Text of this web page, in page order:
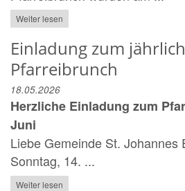
Weiter lesen
Einladung zum
Pfarreibrunch
18.05.2026
Herzliche Einladung zum
Juni
Liebe Gemeinde St. Johannes
Sonntag, 14. ...
Weiter lesen